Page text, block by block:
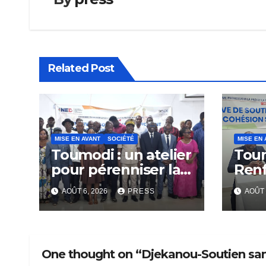
Related Post
MISE EN AVANT SOCIÉTÉ
Toumodi : un atelier
pour pérenniser la
lutte anti-tabac
AOÛT 6, 2026 PRESS
MISE EN
AOÛT
One thought on “Djekanou-Soutien